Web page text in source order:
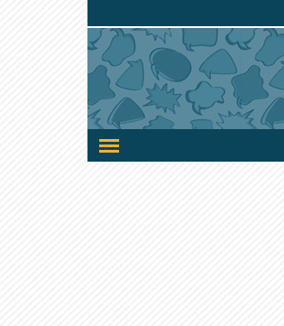
Ativar/desativar
a